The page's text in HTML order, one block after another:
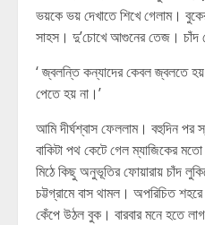
ভয়কে ভয় দেখাতে শিখে গেলাম।
সাহস। দু’চোখে আগুনের তেজ। চাঁদ
‘ জ্বলন্তি কন্যাদের কেবল জ্বলতে
পেতে হয় না।’
আমি দীর্ঘশ্বাস ফেললাম। বহুদিন
বাকিটা পথ কেটে গেল
মিঠে কিছু অনুভূতির ফোয়ারায় চাঁদ
চট্টগ্রামে বাস থামল। অপরিচিত
কেঁপে উঠল বুক। বারবার মনে হতে